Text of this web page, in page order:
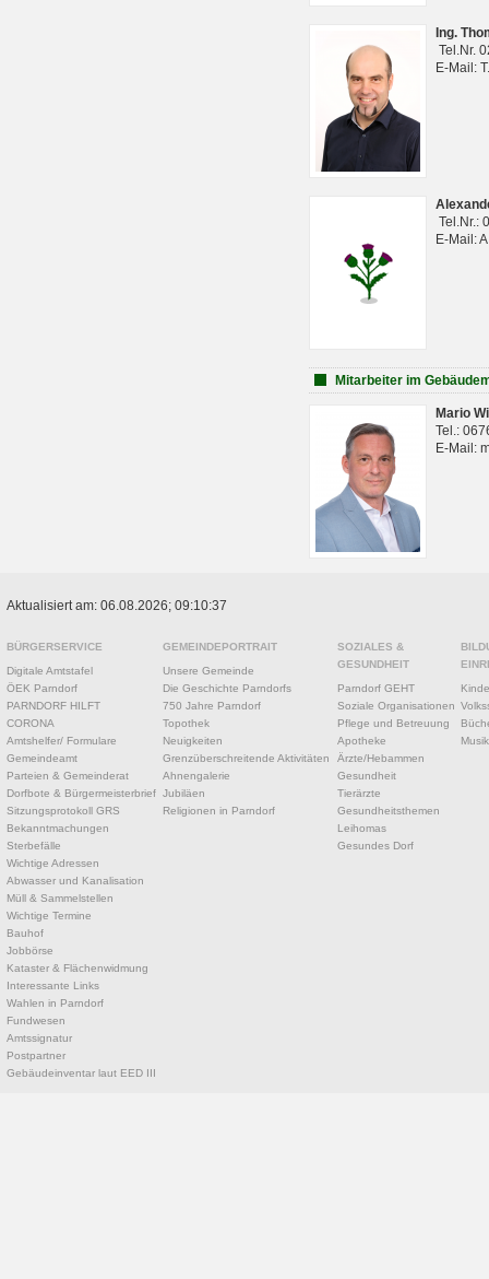
Ing.
Tel.Nr.
E-Mail:
Tel.Nr.:
E-Mail:
Mitarbeiter im
Mario
Tel.:
E-Mail:
Aktualisiert am: 06.08.2026; 09:10:37
BÜRGERSERVICE
Digitale Amtstafel
ÖEK Parndorf
PARNDORF HILFT
CORONA
Amtshelfer/ Formulare
Gemeindeamt
Parteien & Gemeinderat
Dorfbote & Bürgermeisterbrief
Sitzungsprotokoll GRS
Bekanntmachungen
Sterbefälle
Wichtige Adressen
Abwasser und Kanalisation
Müll & Sammelstellen
Wichtige Termine
Bauhof
Jobbörse
Kataster & Flächenwidmung
Interessante Links
Wahlen in Parndorf
Fundwesen
Amtssignatur
Postpartner
Gebäudeinventar laut EED III
GEMEINDEPORTRAIT
Unsere Gemeinde
Die Geschichte Parndorfs
750 Jahre Parndorf
Topothek
Neuigkeiten
Grenzüberschreitende Aktivitäten
Ahnengalerie
Jubiläen
Religionen in Parndorf
SOZIALES &
GESUNDHEIT
Parndorf GEHT
Soziale Organisationen
Pflege und Betreuung
Apotheke
Ärzte/Hebammen
Gesundheit
Tierärzte
Gesundheitsthemen
Leihomas
Gesundes Dorf